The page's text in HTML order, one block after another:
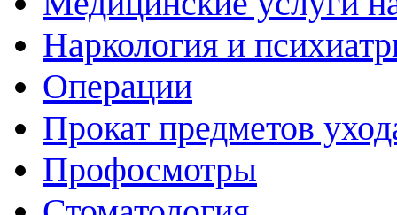
Наркология и
Операции
Прокат предметов
Профосмотры